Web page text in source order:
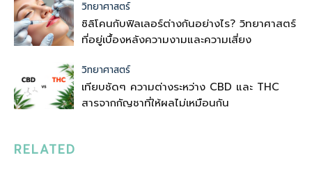
วิทยาศาสตร์
ซิลิโคนกับฟิลเลอร์ต่างกันอย่างไร? วิทยาศาสตร์
ที่อยู่เบื้องหลังความงามและความเสี่ยง
วิทยาศาสตร์
เทียบชัดๆ ความต่างระหว่าง CBD และ THC
สารจากกัญชาที่ให้ผลไม่เหมือนกัน
RELATED